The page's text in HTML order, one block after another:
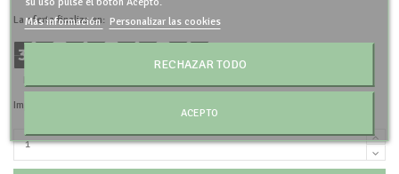
La oferta finaliza en:
3
Impuestos incluidos
Más información
Personalizar las cookies
RECHAZAR TODO
ACEPTO